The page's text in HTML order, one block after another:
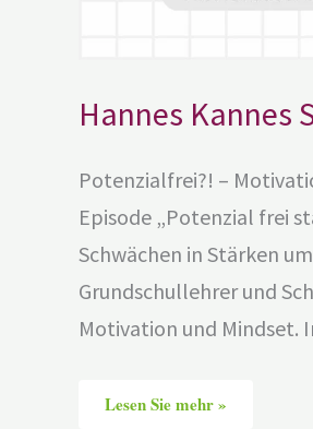
Hannes Kannes
Potenzialfrei?! –
Episode „Potenzial frei
Schwächen in Stärken
Grundschullehrer und
Motivation und
Lesen Sie mehr »